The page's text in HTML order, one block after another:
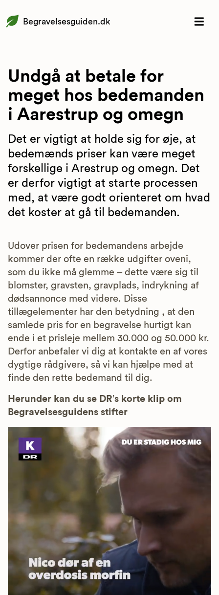
Begravelsesguiden.dk
Undgå at betale for
meget hos bedemanden
i Aarestrup og omegn
Det er vigtigt at holde sig for øje, at
bedemænds priser kan være meget
forskellige i Arestrup og omegn. Det
er derfor vigtigt at starte processen
med, at være godt orienteret om hvad
det koster at gå til bedemanden.
Udover prisen for bedemandens arbejde
kommer der ofte en række udgifter oveni,
som du ikke må glemme – dette være sig til
blomster, gravsten, gravplads, indrykning af
dødsannonce med videre. Disse
tillægelementer har den betydning , at den
samlede pris for en begravelse hurtigt kan
ende i et prisleje mellem 30.000 og 50.000 kr.
Derfor anbefaler vi dig at kontakte en af vores
dygtige rådgivere, så vi kan hjælpe med at
finde den rette bedemand til dig.
Herunder kan du se DR’s korte klip om
Begravelsesguidens stifter